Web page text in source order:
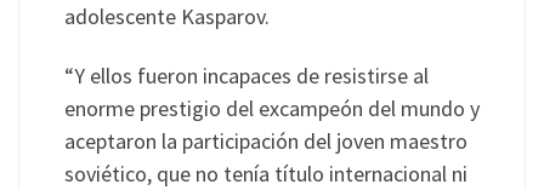
adolescente Kasparov.
“Y ellos fueron incapaces de resistirse al
enorme prestigio del excampeón del mundo y
aceptaron la participación del joven maestro
soviético, que no tenía título internacional ni